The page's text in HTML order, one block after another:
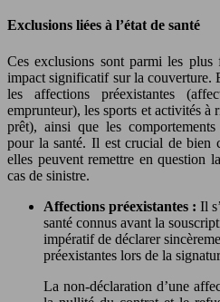
Exclusions liées à l’état de santé
Ces exclusions sont parmi les plus
impact significatif sur la couverture.
les affections préexistantes
emprunteur), les sports et activités à
prêt), ainsi que les
pour la santé. Il est crucial de bien
elles peuvent remettre en question
cas de sinistre.
Affections préexistantes : Il
santé connus avant la
impératif de déclarer
préexistantes lors de la
La non-déclaration d’une